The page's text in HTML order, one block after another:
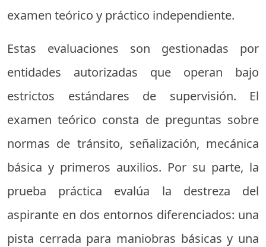
examen teórico y práctico independiente.
Estas evaluaciones son gestionadas por
entidades autorizadas que operan bajo
estrictos estándares de supervisión. El
examen teórico consta de preguntas sobre
normas de tránsito, señalización, mecánica
básica y primeros auxilios. Por su parte, la
prueba práctica evalúa la destreza del
aspirante en dos entornos diferenciados: una
pista cerrada para maniobras básicas y una